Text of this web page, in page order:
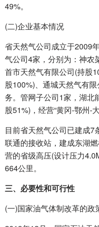
49%。
(二)企业基本情况
省天然气公司成立于2009
气公司4家，分别为：神农
首市天然气有限公司(持股
股100%)、通城天然气有
务。管网子公司1家，湖北
股51%)，经营“黄冈-鄂州-
目前省天然气公司已建成
联通的接收站，建成东湖
营的省级高压(设计压力
664公里。
三、必要性和可行性
(一)国家油气体制改革的政